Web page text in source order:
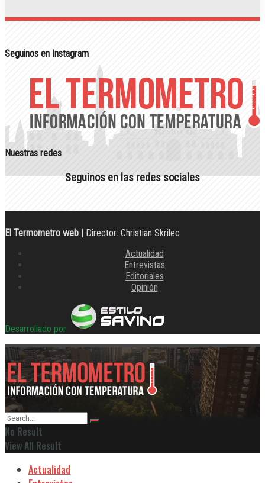
Seguinos en Instagram
Nuestras redes
Seguinos en las redes sociales
El Termometro web | Director: Christian Skrilec
Actualidad
Entrevistas
Editoriales
Opinión
Desarrollado por
No Result
View All Result
Actualidad